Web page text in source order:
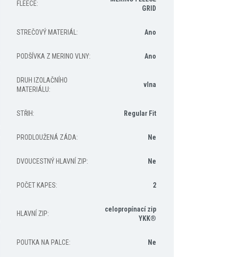
FLEECE:
GRID
STREČOVÝ MATERIÁL : Ano
PODŠÍVKA Z MERINO VLNY: Ano
DRUH IZOLAČNÍHO
MATERIÁLU:
vlna
STŘIH: Regular Fit
PRODLOUŽENÁ ZÁDA: Ne
DVOUCESTNÝ HLAVNÍ ZIP: Ne
POČET KAPES: 2
HLAVNÍ ZIP:
celopropínací zip
YKK®
POUTKA NA PALCE: Ne